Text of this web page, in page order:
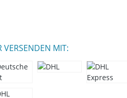
VERSENDEN MIT: